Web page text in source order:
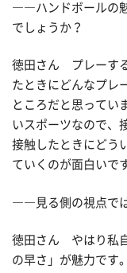
――ハンドボールの
でしょうか？
徳田さん プレーす
たときにどんなプレ
ところだと思ってい
いスポーツなので、
接触したときにどう
ていくのが面白いで
――見る側の視点で
徳田さん やはり私
の早さ」が魅力です